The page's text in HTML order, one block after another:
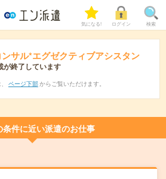
気になる! ログイン 検索
サル*エグゼクティブアシスタン
が終了しています
ページ下部 からご覧いただけます。
条件に近い派遣のお仕事